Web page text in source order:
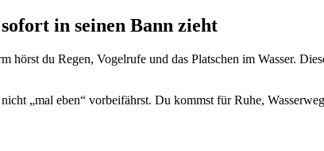
in seinen Bann zieht
du Regen, Vogelrufe und das Platschen im Wasser.
„mal eben“ vorbeifährst. Du kommst für Ruhe,